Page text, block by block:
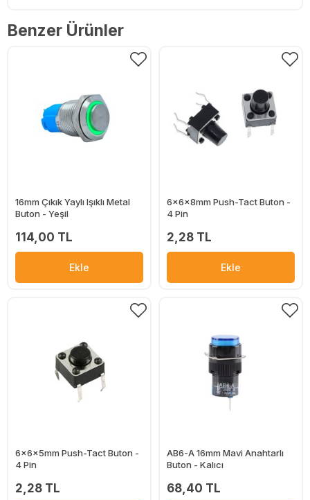
Benzer Ürünler
16mm Çıkık Yaylı Işıklı Metal
Buton - Yeşil
114,00 TL
Ekle
6x6x8mm Push-Tact Buton -
4 Pin
2,28 TL
Ekle
6x6x5mm Push-Tact Buton -
4 Pin
2,28 TL
AB6-A 16mm Mavi Anahtarlı
Buton - Kalıcı
68,40 TL